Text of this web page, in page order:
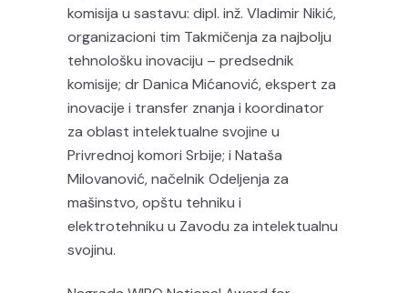
komisija u sastavu: dipl. inž. Vladimir Nikić,
organizacioni tim Takmičenja za najbolju
tehnološku inovaciju – predsednik
komisije; dr Danica Mićanović, ekspert za
inovacije i transfer znanja i koordinator
za oblast intelektualne svojine u
Privrednoj komori Srbije; i Nataša
Milovanović, načelnik Odeljenja za
mašinstvo, opštu tehniku i
elektrotehniku u Zavodu za intelektualnu
svojinu.